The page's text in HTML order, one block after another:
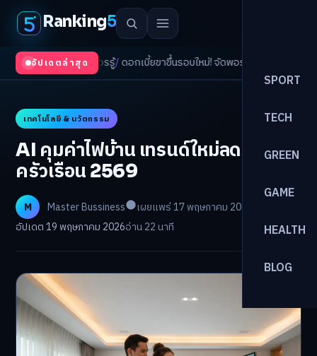
Ranking5
SPORT
TECH
GREEN
GAME
HEALTH
BLOG
อัปเดตล่าสุด
รแพทย์ที่ควรรู้/ดอกเบี้ยขาขึ้นรอบใหม่! จัดพอร์ตหนี้-ลงทุนรับมืออย่างไรดี?
เทคโนโลยี & นวัตกรรม
AI คุมค่าไฟบ้าน เทรนด์ใหม่ลดรายจ่าย
ครัวเรือน 2569
M Master Bussiness
เผยแพร่ 17 พฤษภาคม 2026
อัปเดต 19 พฤษภาคม 2026อ่าน 22 นาที